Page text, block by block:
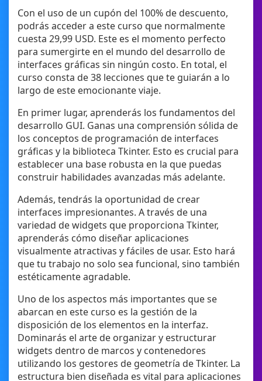
Con el uso de un cupón del 100% de descuento,
podrás acceder a este curso que normalmente
cuesta 29,99 USD. Este es el momento perfecto
para sumergirte en el mundo del desarrollo de
interfaces gráficas sin ningún costo. En total, el
curso consta de 38 lecciones que te guiarán a lo
largo de este emocionante viaje.
En primer lugar, aprenderás los fundamentos del
desarrollo GUI. Ganas una comprensión sólida de
los conceptos de programación de interfaces
gráficas y la biblioteca Tkinter. Esto es crucial para
establecer una base robusta en la que puedas
construir habilidades avanzadas más adelante.
Además, tendrás la oportunidad de crear
interfaces impresionantes. A través de una
variedad de widgets que proporciona Tkinter,
aprenderás cómo diseñar aplicaciones
visualmente atractivas y fáciles de usar. Esto hará
que tu trabajo no solo sea funcional, sino también
estéticamente agradable.
Uno de los aspectos más importantes que se
abarcan en este curso es la gestión de la
disposición de los elementos en la interfaz.
Dominarás el arte de organizar y estructurar
widgets dentro de marcos y contenedores
utilizando los gestores de geometría de Tkinter. La
estructura bien diseñada es vital para aplicaciones